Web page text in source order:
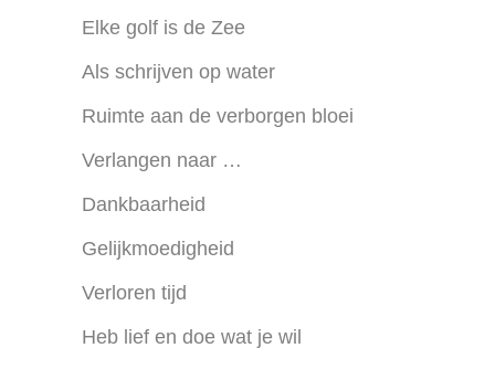
Elke golf is de Zee
Als schrijven op water
Ruimte aan de verborgen bloei
Verlangen naar …
Dankbaarheid
Gelijkmoedigheid
Verloren tijd
Heb lief en doe wat je wil